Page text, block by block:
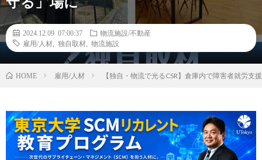
2024.12.09 07:00:37
物流施設/不動産
雇用/人材
独自取材 物流施設
HOME 雇用/人材 【独自・物流で光るCSR】倉庫内で障害者就労